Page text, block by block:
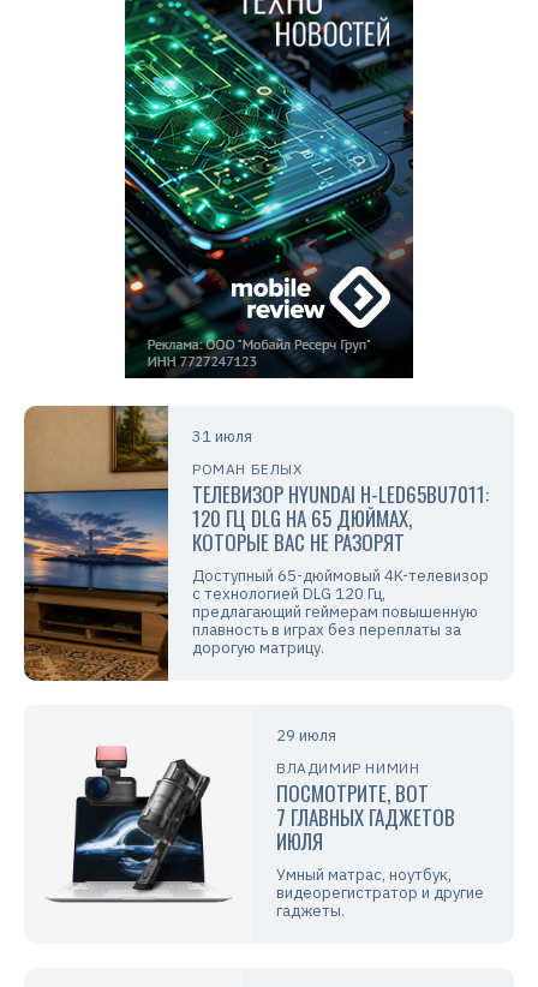
31 июля
РОМАН БЕЛЫХ
ТЕЛЕВИЗОР HYUNDAI H-LED65BU7011:
120 ГЦ DLG НА 65 ДЮЙМАХ,
КОТОРЫЕ ВАС НЕ РАЗОРЯТ
Доступный 65-дюймовый 4K-телевизор
с технологией DLG 120 Гц,
предлагающий геймерам повышенную
плавность в играх без переплаты за
дорогую матрицу.
29 июля
ВЛАДИМИР НИМИН
ПОСМОТРИТЕ, ВОТ
7 ГЛАВНЫХ ГАДЖЕТОВ
ИЮЛЯ
Умный матрас, ноутбук,
видеорегистратор и другие
гаджеты.